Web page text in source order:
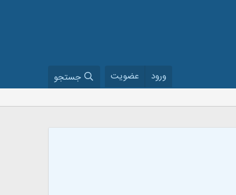
ورود عضویت جستجو